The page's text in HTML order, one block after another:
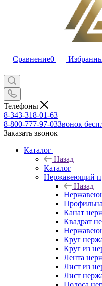
Сравнение0
Телефоны
8-343-318-01-63
8-800-777-97-03Звонок
Заказать звонок
Каталог
Назад
Каталог
Нержавеющий
Назад
Канат
Квадрат
Круг
Круг из
Лента
Лист из
Лист
Полоса